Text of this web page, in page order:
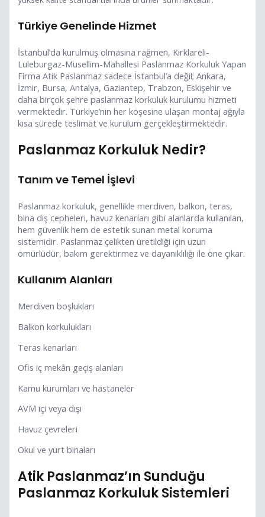
Türkiye Genelinde Hizmet
İstanbul’da kurulmuş olmasına rağmen, Kirklareli-
Luleburgaz-Musellim-Mahallesi Paslanmaz Korkuluk Yapan
Firma Atik Paslanmaz sadece İstanbul’a değil; Ankara,
İzmir, Bursa, Antalya, Gaziantep, Trabzon, Eskişehir ve
daha birçok şehre paslanmaz korkuluk kurulumu hizmeti
vermektedir. Türkiye’nin her köşesine ulaşan montaj ağıyla
kısa sürede teslimat ve kurulum gerçekleştirmektedir.
Paslanmaz Korkuluk Nedir?
Tanım ve Temel İşlevi
Paslanmaz korkuluk, genellikle merdiven, balkon, teras,
bina dış cepheleri, havuz kenarları gibi alanlarda kullanılan,
hem güvenlik hem de estetik sunan metal koruma
sistemidir. Paslanmaz çelikten üretildiği için uzun
ömürlüdür, bakım gerektirmez ve dayanıklılığı ile öne çıkar.
Kullanım Alanları
Merdiven boşlukları
Balkon korkulukları
Teras kenarları
Ofis iç mekân geçiş alanları
Kamu kurumları ve hastaneler
AVM içi veya dışı
Havuz çevreleri
Okul ve yurt binaları
Atik Paslanmaz’ın Sunduğu
Paslanmaz Korkuluk Sistemleri